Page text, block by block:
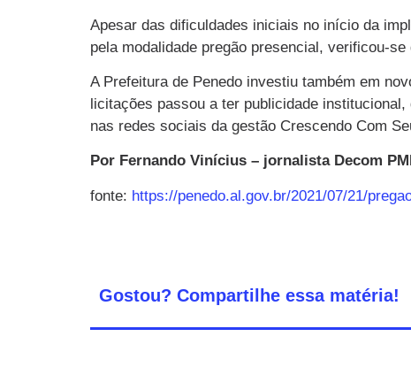
Apesar das dificuldades iniciais no início da
pela modalidade pregão presencial, verificou-
A Prefeitura de Penedo investiu também em
licitações passou a ter publicidade
nas redes sociais da gestão Crescendo Com
Por Fernando Vinícius – jornalista Decom
fonte: https://penedo.al.gov.br/2021/07/21/
Gostou? Compartilhe essa matéria!